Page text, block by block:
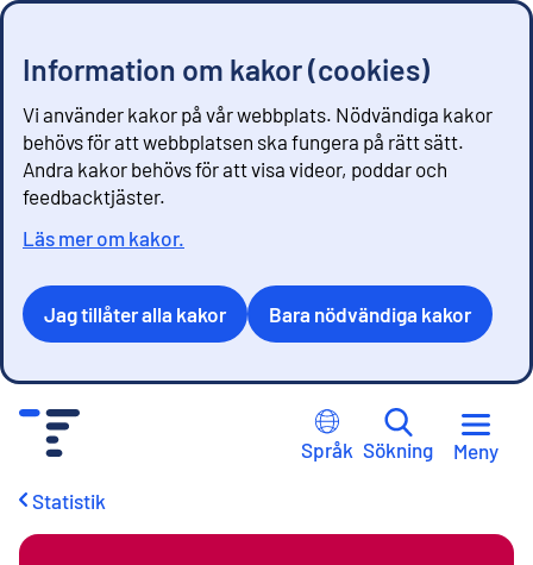
Information om kakor (cookies)
Vi använder kakor på vår webbplats. Nödvändiga kakor
behövs för att webbplatsen ska fungera på rätt sätt.
Andra kakor behövs för att visa videor, poddar och
feedbacktjäster.
Läs mer om kakor.
Jag tillåter alla kakor Bara nödvändiga kakor
Språk Sökning Meny
Statistik